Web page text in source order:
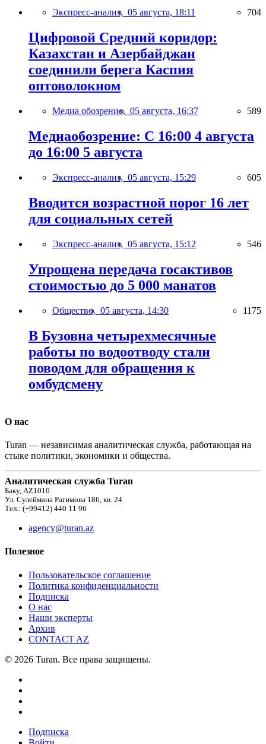
Экспресс-анализ, 05 августа, 18:11 704
Цифровой Средний коридор:
Казахстан и Азербайджан
соединили берега Каспия
оптоволокном
Медиа обозрение, 05 августа, 16:37 589
Медиаобозрение: С 16:00 4 августа
до 16:00 5 августа
Экспресс-анализ, 05 августа, 15:29 605
Вводится возрастной порог 16 лет
для социальных сетей
Экспресс-анализ, 05 августа, 15:12 546
Упрощена передача госактивов
стоимостью до 5 000 манатов
Общество, 05 августа, 14:30 1175
В Бузовна четырехмесячные
работы по водоотводу стали
поводом для обращения к
омбудсмену
О нас
Turan — независимая аналитическая служба, работающая на
стыке политики, экономики и общества.
Аналитическая служба Turan
Баку, AZ1010
Ул. Сулеймана Рагимова 186, кв. 24
Тел.: (+99412) 440 11 96
agency@turan.az
Полезное
Пользовательское соглашение
Политика конфиденциальности
Подписка
О нас
Наши эксперты
Архив
CONTACT AZ
© 2026 Turan. Все права защищены.
Подписка